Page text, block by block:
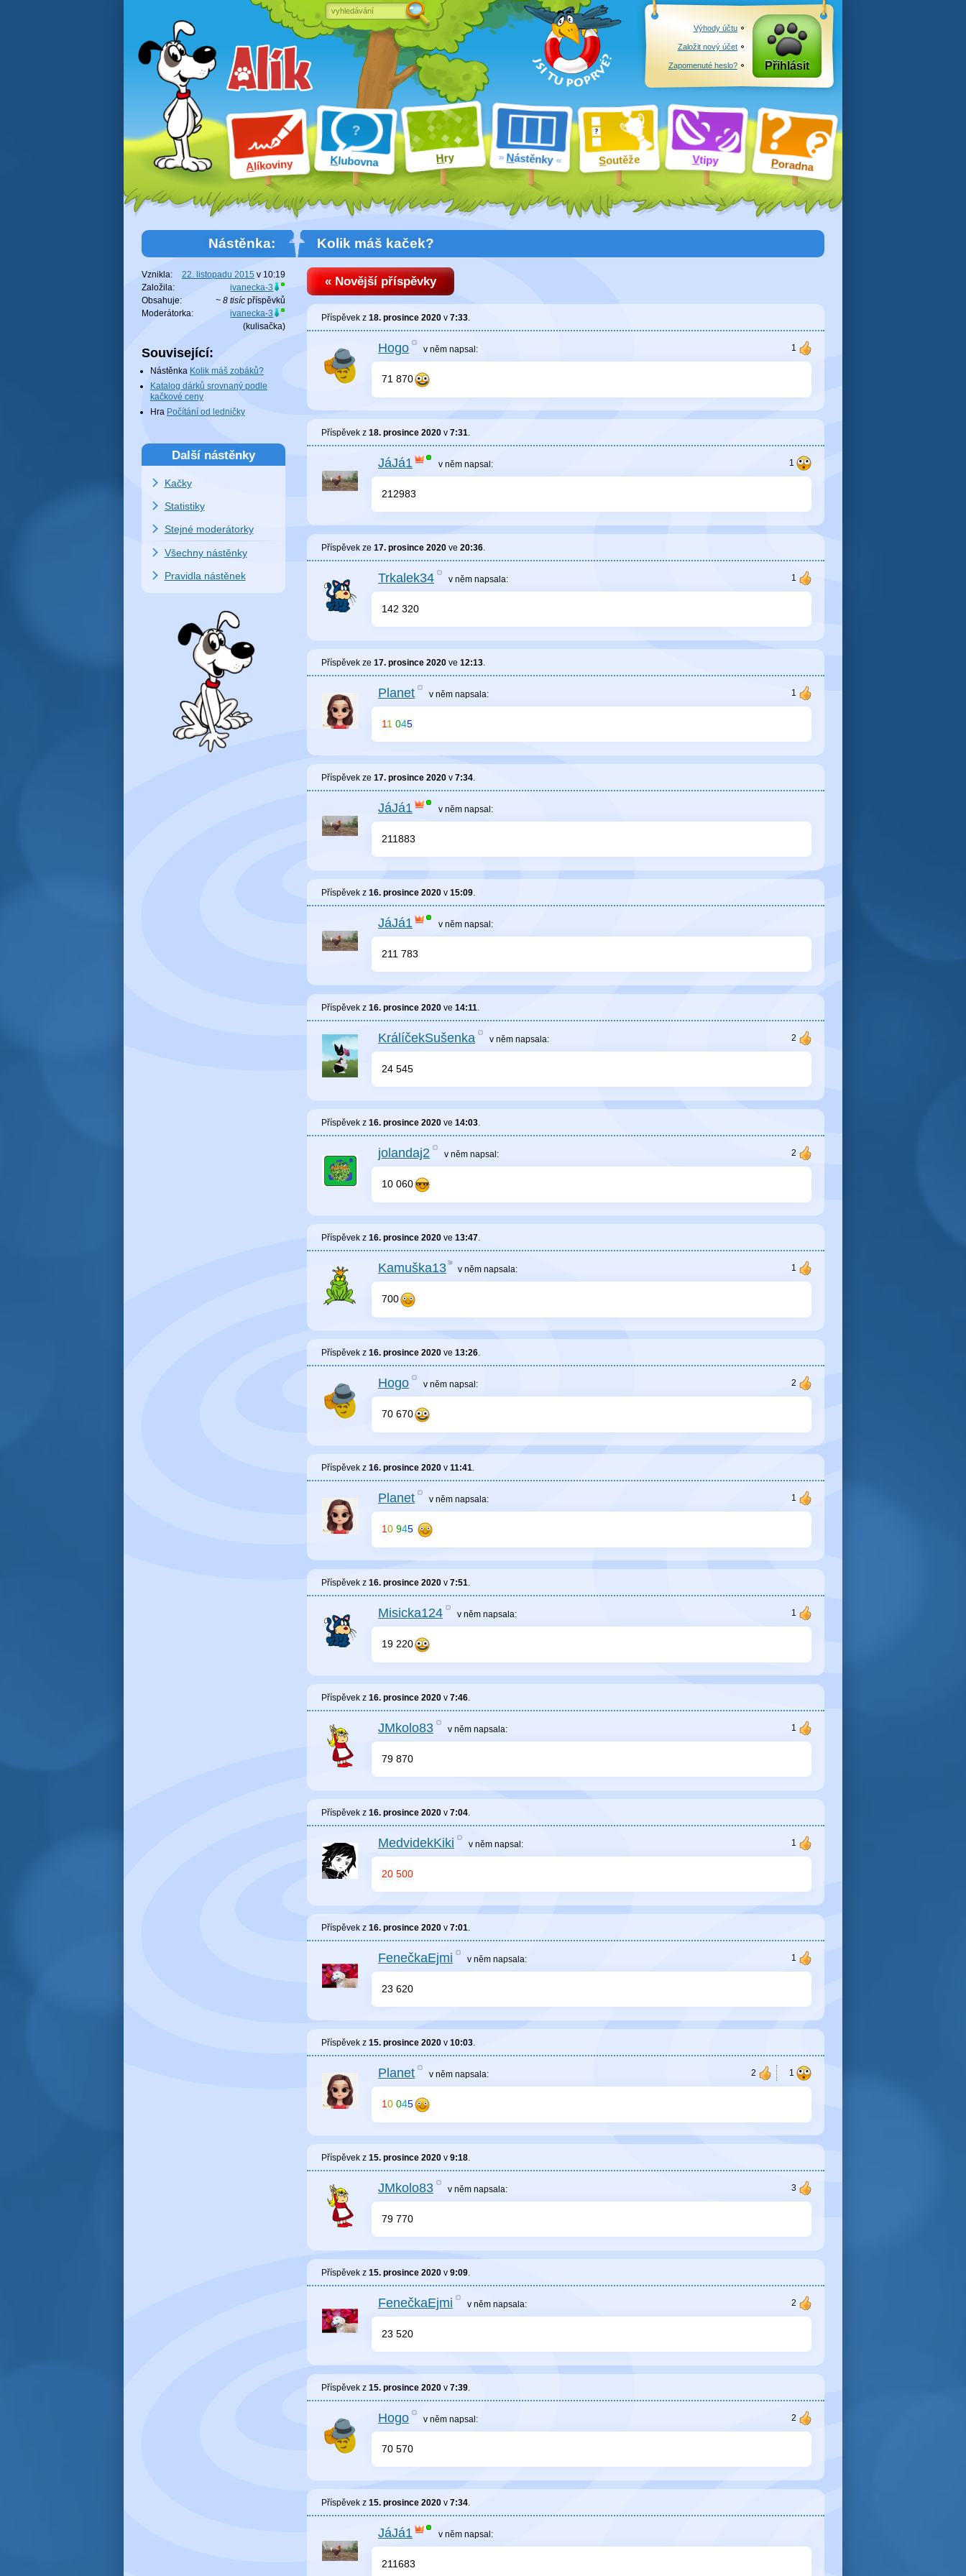
Alíkoviny Klubovna Hry Nástěnky Soutěže Vtipy Poradna
Výhody účtu
Založit nový účet
Zapomenuté heslo? Přihlásit
Kolik máš kaček?
« Novější příspěvky
Příspěvek z 18. prosince 2020 v 7:33.
Hogo v němnapsal:
71 870
Příspěvek z 18. prosince 2020 v 7:31.
JáJá1 v něm napsal:
212983
Příspěvek ze 17. prosince 2020 ve 20:36.
Trkalek34 v němnapsala:
142 320
Příspěvek ze 17. prosince 2020 ve 12:13.
Planet v němnapsala:
11 045
Příspěvek ze 17. prosince 2020 v 7:34.
JáJá1 v něm napsal:
211883
Příspěvek z 16. prosince 2020 v 15:09.
JáJá1 v něm napsal:
211 783
Příspěvek z 16. prosince 2020 ve 14:11.
KrálíčekSušenka v němnapsala:
24 545
Příspěvek z 16. prosince 2020 ve 14:03.
jolandaj2 v němnapsal:
10 060
Příspěvek z 16. prosince 2020 ve 13:47.
Kamuška13 v něm napsala:
700
Příspěvek z 16. prosince 2020 ve 13:26.
Hogo v němnapsal:
70 670
Příspěvek z 16. prosince 2020 v 11:41.
Planet v němnapsala:
10 945
Příspěvek z 16. prosince 2020 v 7:51.
Misicka124 v němnapsala:
19 220
Příspěvek z 16. prosince 2020 v 7:46.
JMkolo83 v němnapsala:
79 870
Příspěvek z 16. prosince 2020 v 7:04.
MedvidekKiki v němnapsal:
20 500
Příspěvek z 16. prosince 2020 v 7:01.
FenečkaEjmi v němnapsala:
23 620
Příspěvek z 15. prosince 2020 v 10:03.
Planet v němnapsala:
10 045
Příspěvek z 15. prosince 2020 v 9:18.
JMkolo83 v němnapsala:
79 770
Příspěvek z 15. prosince 2020 v 9:09.
FenečkaEjmi v němnapsala:
23 520
Příspěvek z 15. prosince 2020 v 7:39.
Hogo v němnapsal:
70 570
Příspěvek z 15. prosince 2020 v 7:34.
JáJá1 v něm napsal:
211683
Nástěnka:
Vznikla: 22. listopadu 2015 v 10:19
Založila:
ivanecka-3
Obsahuje:
~ 8 tisíc příspěvků
Moderátorka:
ivanecka-3
(kulisačka)
Související:
Nástěnka Kolik máš zobáků?
Katalog dárků srovnaný podle
kačkové ceny
Hra Počítání od ledničky
Další nástěnky
Kačky
Statistiky
Stejné moderátorky
Všechny nástěnky
Pravidla nástěnek